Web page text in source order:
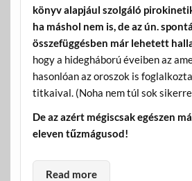
könyv alapjául szolgáló
ha máshol nem is, de az ún.
összefüggésben már lehetett
hogy a hidegháború éveiben az
hasonlóan az oroszok is
titkaival. (Noha nem túl sok
De az azért mégiscsak egészen
eleven tűzmágusod!
Read more